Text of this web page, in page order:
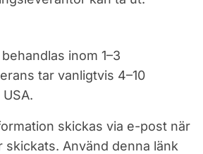
inom 1–3
tar vanligtvis 4–10
skickas via e-post när
skickats. Använd denna länk